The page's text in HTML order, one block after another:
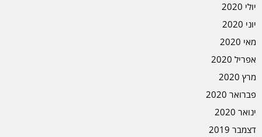
יולי 2020
יוני 2020
מאי 2020
אפריל 2020
מרץ 2020
פברואר 2020
ינואר 2020
דצמבר 2019